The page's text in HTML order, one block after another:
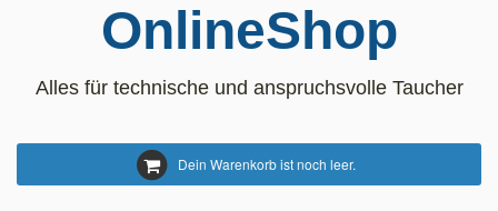
OnlineShop
Alles für technische und anspruchsvolle Taucher
Dein Warenkorb ist noch leer.